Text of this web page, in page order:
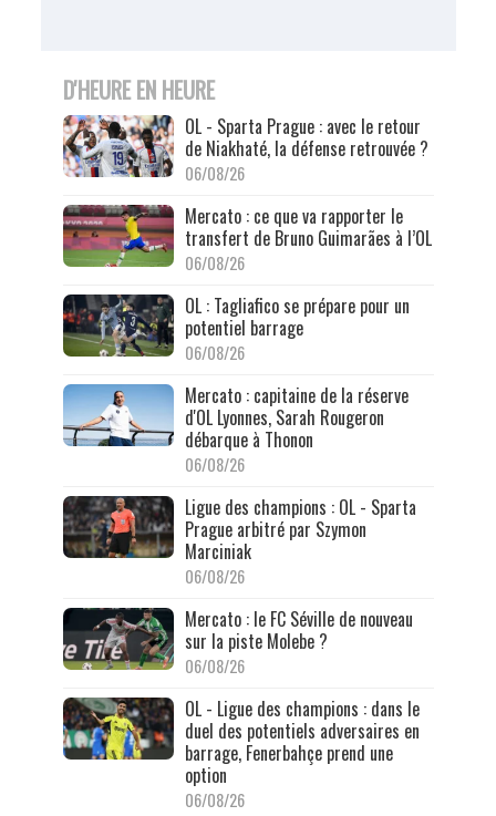
D'HEURE EN HEURE
OL - Sparta Prague : avec le retour
de Niakhaté, la défense retrouvée ?
06/08/26
Mercato : ce que va rapporter le
transfert de Bruno Guimarães à l’OL
06/08/26
OL : Tagliafico se prépare pour un
potentiel barrage
06/08/26
Mercato : capitaine de la réserve
d'OL Lyonnes, Sarah Rougeron
débarque à Thonon
06/08/26
Ligue des champions : OL - Sparta
Prague arbitré par Szymon
Marciniak
06/08/26
Mercato : le FC Séville de nouveau
sur la piste Molebe ?
06/08/26
OL - Ligue des champions : dans le
duel des potentiels adversaires en
barrage, Fenerbahçe prend une
option
06/08/26